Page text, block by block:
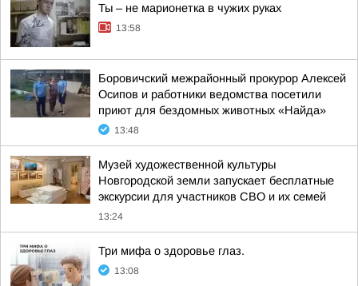
Ты – не марионетка в чужих руках
13:58
Боровичский межрайонный прокурор Алексей
Осипов и работники ведомства посетили
приют для бездомных животных «Найда»
13:48
Музей художественной культуры
Новгородской земли запускает бесплатные
экскурсии для участников СВО и их семей
13:24
Три мифа о здоровье глаз.
13:08